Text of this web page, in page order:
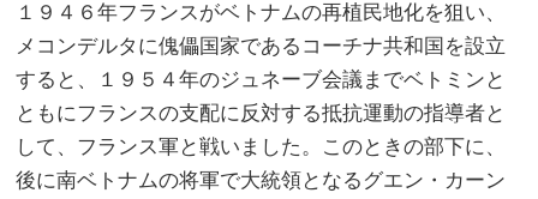
１９４６年フランスがベトナムの再植民地化を狙い、
メコンデルタに傀儡国家であるコーチナ共和国を設立
すると、１９５４年のジュネーブ会議までベトミンと
ともにフランスの支配に反対する抵抗運動の指導者と
して、フランス軍と戦いました。このときの部下に、
後に南ベトナムの将軍で大統領となるグエン・カーン